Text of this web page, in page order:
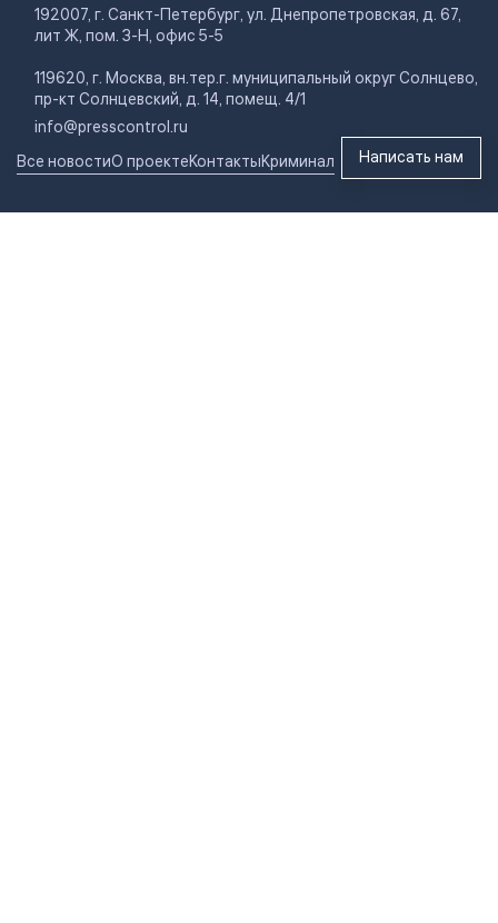
192007, г. Санкт-Петербург, ул. Днепропетровская, д. 67,
лит Ж, пом. 3-Н, офис 5-5
119620, г. Москва, вн.тер.г. муниципальный округ Солнцево,
пр-кт Солнцевский, д. 14, помещ. 4/1
info@presscontrol.ru
Все новостиО проектеКонтактыКриминал Написать нам